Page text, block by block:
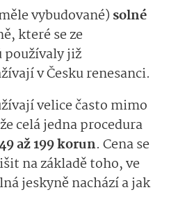
vybudované)solné
které se ze
používaly již
v Česku renesanci.
velice často mimo
celá jedna procedura
až 199 korun. Cena se
na základě toho, ve
jeskyně nachází a jak